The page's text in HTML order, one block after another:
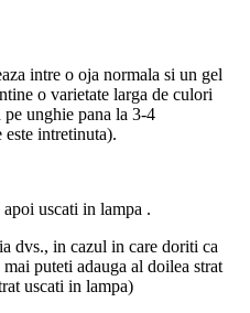
intre o oja normala si un gel
o varietate larga de culori
pe unghie pana la 3-4
intretinuta).
uscati in lampa .
dvs., in cazul in care doriti ca
puteti adauga al doilea strat
uscati in lampa)